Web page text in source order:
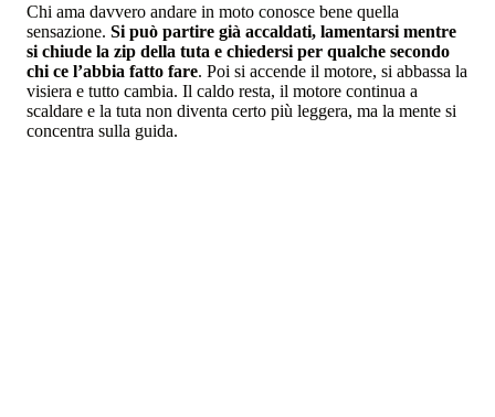
Chi ama davvero andare in moto conosce bene quella
sensazione. Si può partire già accaldati, lamentarsi mentre
si chiude la zip della tuta e chiedersi per qualche secondo
chi ce l’abbia fatto fare. Poi si accende il motore, si abbassa la
visiera e tutto cambia. Il caldo resta, il motore continua a
scaldare e la tuta non diventa certo più leggera, ma la mente si
concentra sulla guida.